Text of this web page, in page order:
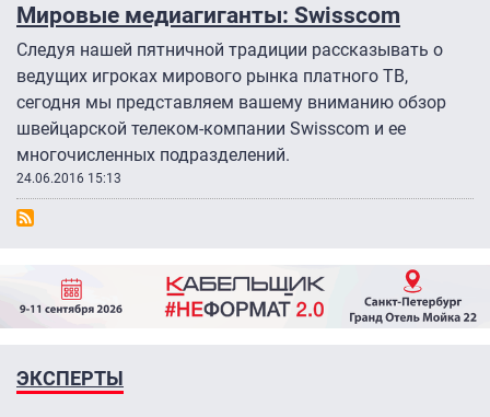
Мировые медиагиганты: Swisscom
Следуя нашей пятничной традиции рассказывать о
ведущих игроках мирового рынка платного ТВ,
сегодня мы представляем вашему вниманию обзор
швейцарской телеком-компании Swisscom и ее
многочисленных подразделений.
24.06.2016 15:13
ЭКСПЕРТЫ